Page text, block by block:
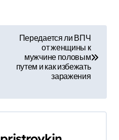
Передается ли ВПЧ
от женщины к
мужчине половым
путем и как избежать
заражения